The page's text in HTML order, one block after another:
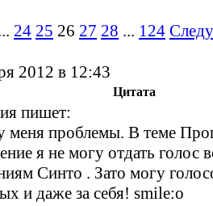
24 25 26 27 28 ... 124
2012 в 12:43
Цитата
пишет:
меня проблемы. В теме
я не могу отдать голос
Синто . Зато могу
и даже за себя! smile:o